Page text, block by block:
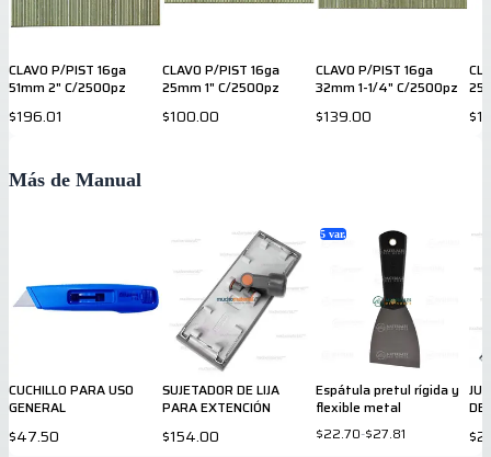
CLAVO P/PIST 16ga
51mm 2" C/2500pz
$196.01
CLAVO P/PIST 16ga
25mm 1" C/2500pz
$100.00
CLAVO P/PIST 16ga
32mm 1-1/4" C/2500pz
$139.00
Más de Manual
CUCHILLO PARA USO
GENERAL
$47.50
SUJETADOR DE LIJA
PARA EXTENCIÓN
$154.00
5 var.
Espátula pretul rígida y
flexible metal
$22.70-$27.81
DE